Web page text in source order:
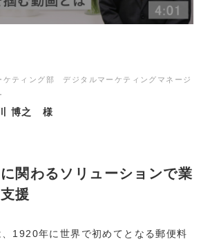
ケティング部 デジタルマーケティングマネージ
博之 様
関わるソリューションで業
援
1920年に世界で初めてとなる郵便料